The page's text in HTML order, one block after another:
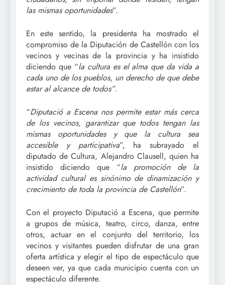
las mismas oportunidades”.
En este sentido, la presidenta ha mostrado el
compromiso de la Diputación de Castellón con los
vecinos y vecinas de la provincia y ha insistido
diciendo que “la cultura es el alma que da vida a
cada uno de los pueblos, un derecho de que debe
estar al alcance de todos”.
“Diputació a Escena nos permite estar más cerca
de los vecinos, garantizar que todos tengan las
mismas oportunidades y que la cultura sea
accesible y participativa”, ha subrayado el
diputado de Cultura, Alejandro Clausell, quien ha
insistido diciendo que “la promoción de la
actividad cultural es sinónimo de dinamización y
crecimiento de toda la provincia de Castellón”.
Con el proyecto Diputació a Escena, que permite
a grupos de música, teatro, circo, danza, entre
otros, actuar en el conjunto del territorio, los
vecinos y visitantes pueden disfrutar de una gran
oferta artística y elegir el tipo de espectáculo que
deseen ver, ya que cada municipio cuenta con un
espectáculo diferente.